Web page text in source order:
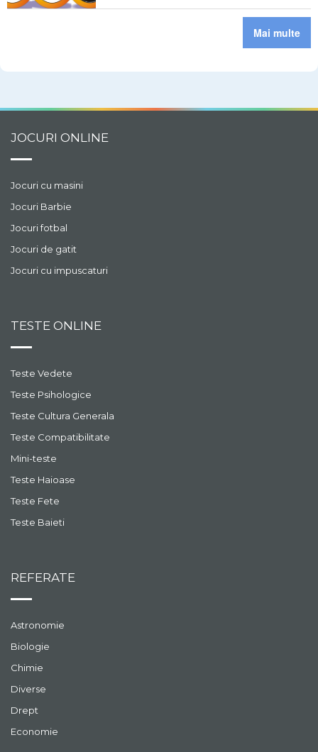
Mai multe
JOCURI ONLINE
Jocuri cu masini
Jocuri Barbie
Jocuri fotbal
Jocuri de gatit
Jocuri cu impuscaturi
TESTE ONLINE
Teste Vedete
Teste Psihologice
Teste Cultura Generala
Teste Compatibilitate
Mini-teste
Teste Haioase
Teste Fete
Teste Baieti
REFERATE
Astronomie
Biologie
Chimie
Diverse
Drept
Economie